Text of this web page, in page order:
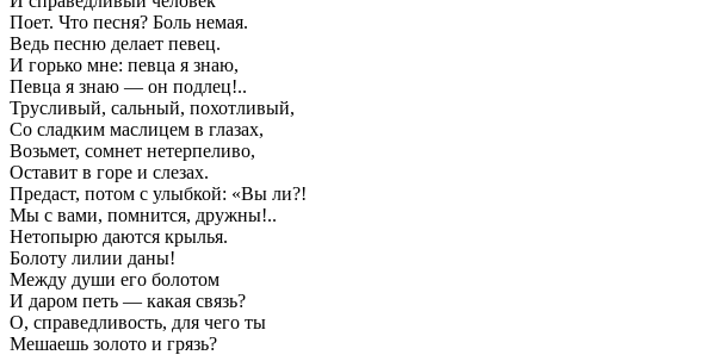
Поет. Что песня? Боль немая.
Ведь песню делает певец.
И горько мне: певца я знаю,
Певца я знаю — он подлец!..
Трусливый, сальный, похотливый,
Со сладким маслицем в глазах,
Возьмет, сомнет нетерпеливо,
Оставит в горе и слезах.
Предаст, потом с улыбкой: «Вы ли?!
Мы с вами, помнится, дружны!..
Нетопырю даются крылья.
Болоту лилии даны!
Между души его болотом
И даром петь — какая связь?
О, справедливость, для чего ты
Мешаешь золото и грязь?